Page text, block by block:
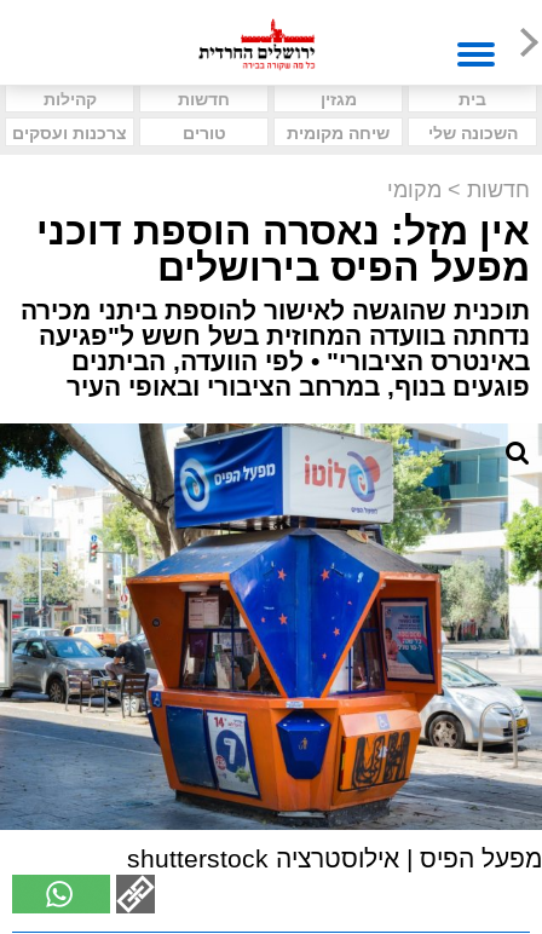
בית מגזין חדשות
קהילות
השכונה שלי
שיחה מקומית טורים צרכנות ועסקים
חדשות > מקומי
אין מזל: נאסרה הוספת דוכני
מפעל הפיס בירושלים
תוכנית שהוגשה לאישור להוספת ביתני מכירה
נדחתה בוועדה המחוזית בשל חשש ל"פגיעה
באינטרס הציבורי" • לפי הוועדה, הביתנים
פוגעים בנוף, במרחב הציבורי ובאופי העיר
מפעל הפיס | אילוסטרציה shutterstock